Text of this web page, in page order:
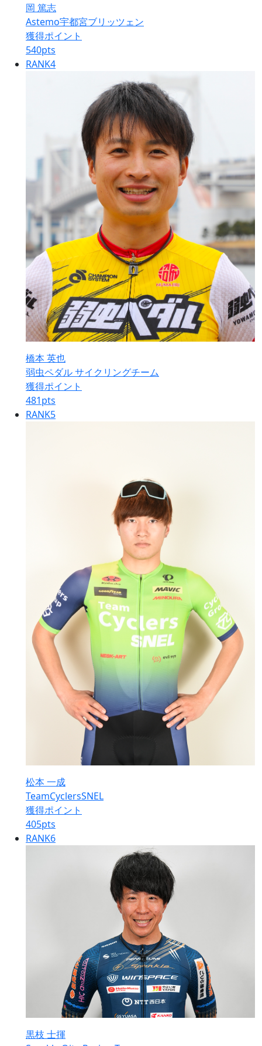
岡 篤志
Astemo宇都宮ブリッツェン
獲得ポイント
540pts
RANK4
橋本 英也
弱虫ペダル サイクリングチーム
獲得ポイント
481pts
RANK5
松本 一成
TeamCyclersSNEL
獲得ポイント
405pts
RANK6
黒枝 士揮